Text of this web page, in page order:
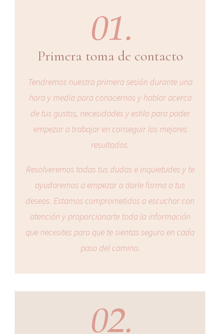
Primera toma de contacto
Tendremos nuestra primera sesión durante una
hora y media para conocernos y hablar acerca
de tus gustos, necesidades y estilo para poder
empezar a trabajar en conseguir los mejores
resultados.
Resolveremos todas tus dudas e inquietudes y te
ayudaremos a empezar a darle forma a tus
deseos. Estamos comprometidos a escuchar con
atención y proporcionarte toda la información
que necesites para que te sientas seguro en cada
paso del camino.